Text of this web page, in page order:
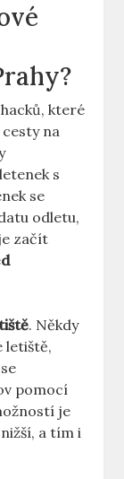
které
na
s
se
odletu,
začít
. Někdy
letiště,
pomocí
je
a tím i